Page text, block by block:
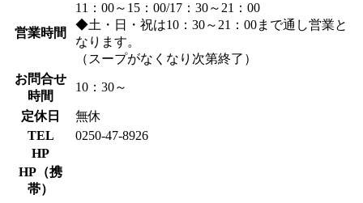
営業時間
11：00～15：00/17：30～21：00
◆土・日・祝は10：30～21：00まで通し営業と
なります。
（スープがなくなり次第終了）
お問合せ
時間
10：30～
定休日
無休
TEL
0250-47-8926
HP
HP（携
帯）